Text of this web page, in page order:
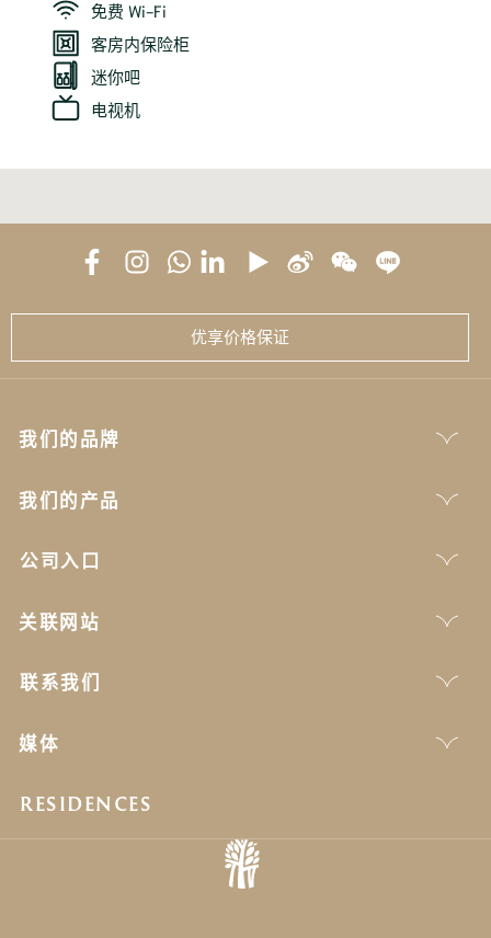
免费 Wi-Fi
客房内保险柜
迷你吧
电视机
优享价格保证
我们的品牌
我们的产品
公司入口
关联网站
联系我们
媒体
RESIDENCES